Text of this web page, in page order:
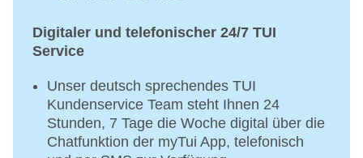
Digitaler und telefonischer 24/7 TUI
Service
Unser deutsch sprechendes TUI
Kundenservice Team steht Ihnen 24
Stunden, 7 Tage die Woche digital über die
Chatfunktion der myTui App, telefonisch